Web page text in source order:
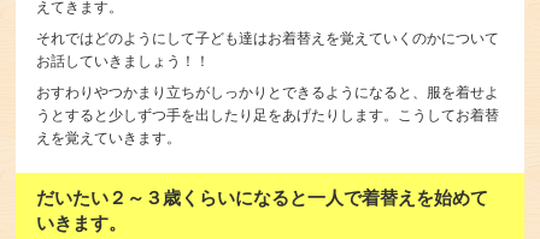
えてきます。
それではどのようにして子ども達はお着替えを覚えていくのかについて
お話していきましょう！！
おすわりやつかまり立ちがしっかりとできるようになると、服を着せよ
うとすると少しずつ手を出したり足をあげたりします。こうしてお着替
えを覚えていきます。
だいたい２～３歳くらいになると一人で着替えを始めて
いきます。